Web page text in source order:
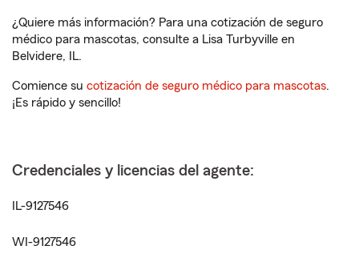
¿Quiere más información? Para una cotización de seguro
médico para mascotas, consulte a Lisa Turbyville en
Belvidere, IL.
Comience su cotización de seguro médico para mascotas.
¡Es rápido y sencillo!
Credenciales y licencias del agente:
IL-9127546
WI-9127546